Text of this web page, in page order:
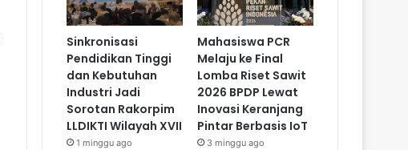
Sinkronisasi
Pendidikan Tinggi
dan Kebutuhan
Industri Jadi
Sorotan Rakorpim
LLDIKTI Wilayah XVII
1 minggu ago
Mahasiswa PCR
Melaju ke Final
Lomba Riset Sawit
2026 BPDP Lewat
Inovasi Keranjang
Pintar Berbasis IoT
3 minggu ago